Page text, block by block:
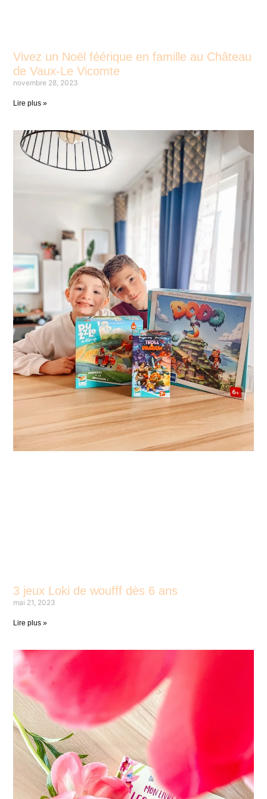
Vivez un Noël féérique en famille au Château
de Vaux-Le Vicomte
novembre 28, 2023
Lire plus »
3 jeux Loki de woufff dès 6 ans
mai 21, 2023
Lire plus »